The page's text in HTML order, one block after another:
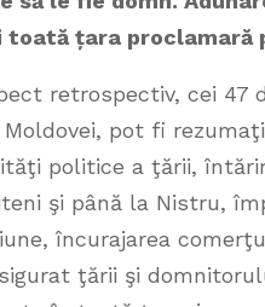
toatățara proclamară
retrospectiv, cei 47
Moldovei, pot fi
politice a ţării,
şi până la Nistru,
încurajarea
ţării şi